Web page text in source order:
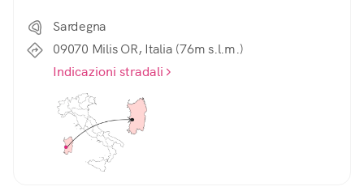
Sardegna
09070 Milis OR, Italia (76m s.l.m.)
Indicazioni stradali